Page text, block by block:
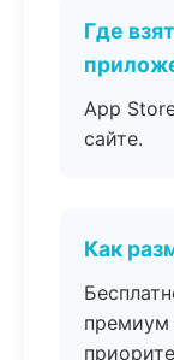
Где
App
сайте.
Как